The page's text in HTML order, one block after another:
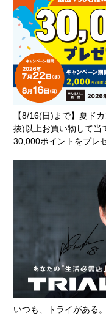
【8/16(日)まで】夏ド
抜)以上お買い物して当
30,000ポイントをプレ
いつも、トライがある